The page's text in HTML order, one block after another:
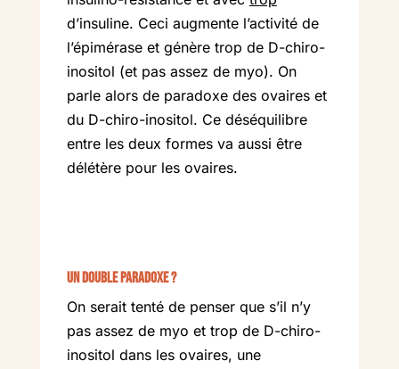
d’insuline. Ceci augmente l’activité de
l’épimérase et génère trop de D-chiro-
inositol (et pas assez de myo). On
parle alors de paradoxe des ovaires et
du D-chiro-inositol. Ce déséquilibre
entre les deux formes va aussi être
délétère pour les ovaires.
Un double paradoxe ?
On serait tenté de penser que s’il n’y
pas assez de myo et trop de D-chiro-
inositol dans les ovaires, une